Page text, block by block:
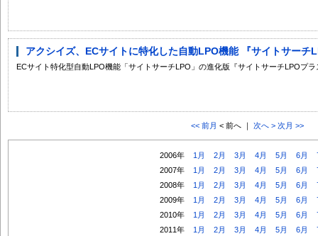
アクシイズ、ECサイトに特化した自動LPO機能 『サイトサーチ
ECサイト特化型自動LPO機能「サイトサーチLPO」の進化版『サイトサーチLPOプ
<< 前月 < 前へ ｜ 次へ > 次月 >>
2006年 1月 2月 3月 4月 5月 6月
2007年
1月 2月 3月 4月 5月 6月
2008年
1月 2月 3月 4月 5月 6月
2009年
1月 2月 3月 4月 5月 6月
2010年
1月 2月 3月 4月 5月 6月
2011年
1月 2月 3月 4月 5月 6月